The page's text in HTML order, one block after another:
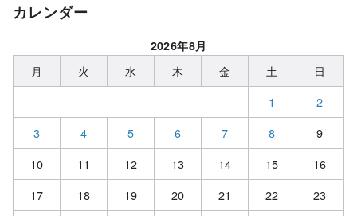
カレンダー
2026年8月
月 火 水 木 金 土
日
1
2
3
4 5 6 7 8
9
10
11 12 13 14 15
16
17
18 19 20 21 22
23